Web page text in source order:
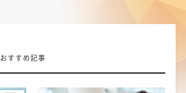
おすすめ記事